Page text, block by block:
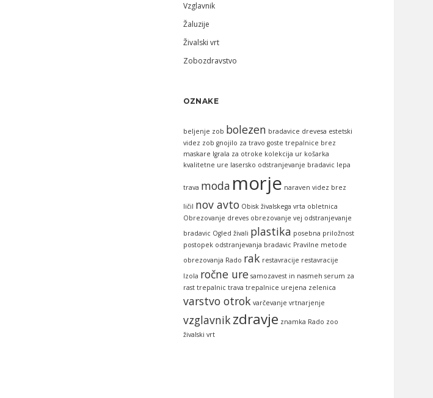
Vzglavnik
Žaluzije
Živalski vrt
Zobozdravstvo
OZNAKE
beljenje zob bolezen bradavice drevesa estetski
videz zob gnojilo za travo goste trepalnice brez
maskare Igrala za otroke kolekcija ur košarka
kvalitetne ure lasersko odstranjevanje bradavic lepa
trava moda morje naraven videz brez
ličil nov avto Obisk živalskega vrta obletnica
Obrezovanje dreves obrezovanje vej odstranjevanje
bradavic Ogled živali plastika posebna priložnost
postopek odstranjevanja bradavic Pravilne metode
obrezovanja Rado rak restavracije restavracije
Izola ročne ure samozavest in nasmeh serum za
rast trepalnic trava trepalnice urejena zelenica
varstvo otrok varčevanje vrtnarjenje
vzglavnikzdravje znamka Rado zoo
živalski vrt